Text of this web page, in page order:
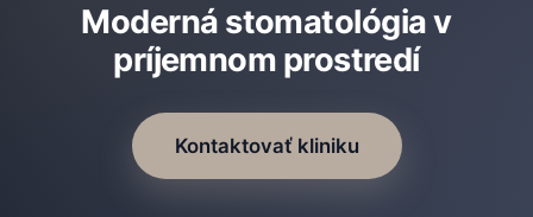
Moderná stomatológia v
príjemnom prostredí
Kontaktovať kliniku